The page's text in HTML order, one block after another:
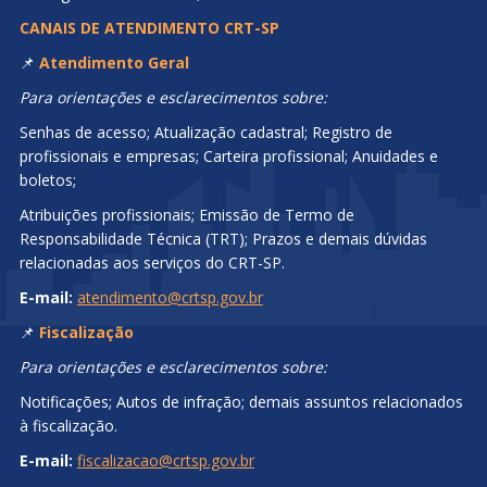
CANAIS DE ATENDIMENTO CRT-SP
📌 Atendimento Geral
Para orientações e esclarecimentos sobre:
Senhas de acesso; Atualização cadastral; Registro de
profissionais e empresas; Carteira profissional; Anuidades e
boletos;
Atribuições profissionais; Emissão de Termo de
Responsabilidade Técnica (TRT); Prazos e demais dúvidas
relacionadas aos serviços do CRT-SP.
E-mail: atendimento@crtsp.gov.br
📌 Fiscalização
Para orientações e esclarecimentos sobre:
Notificações; Autos de infração; demais assuntos relacionados
à fiscalização.
E-mail: fiscalizacao@crtsp.gov.br